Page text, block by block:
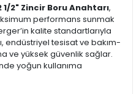
2" Zincir Boru Anahtarı,
performans sunmak
kalite standartlarıyla
endüstriyel tesisat ve bakım-
ve yüksek güvenlik sağlar.
yoğun kullanıma